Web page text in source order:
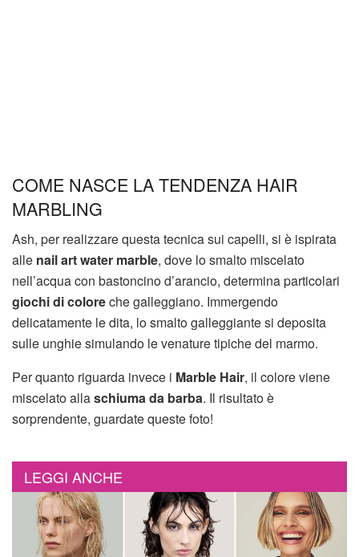
COME NASCE LA TENDENZA HAIR
MARBLING
Ash, per realizzare questa tecnica sui capelli, si è ispirata
alle nail art water marble, dove lo smalto miscelato
nell’acqua con bastoncino d’arancio, determina particolari
giochi di coloreche galleggiano. Immergendo
delicatamente le dita, lo smalto galleggiante si deposita
sulle unghie simulando le venature tipiche del marmo.
Per quanto riguarda invece i Marble Hair, il colore viene
miscelato allaschiuma da barba. Il risultato è
sorprendente, guardate queste foto!
LEGGI ANCHE